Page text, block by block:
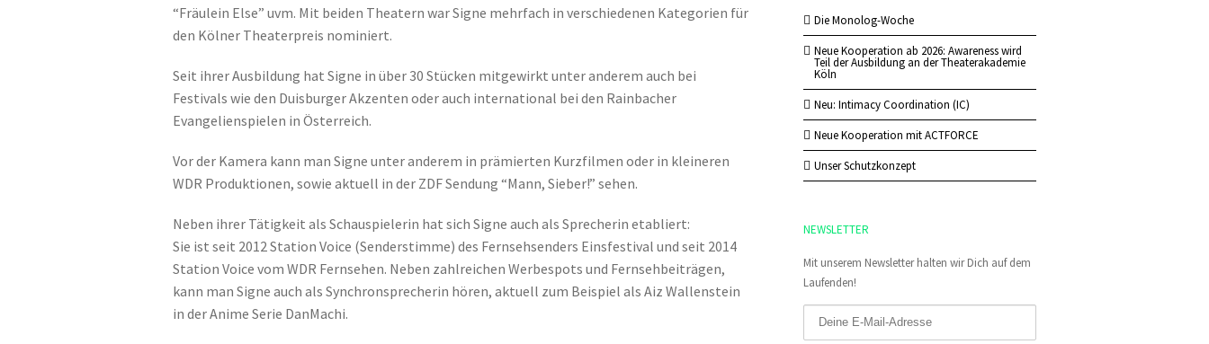
“Fräulein Else” uvm. Mit beiden Theatern war Signe mehrfach in verschiedenen Kategorien für
den Kölner Theaterpreis nominiert.
Seit ihrer Ausbildung hat Signe in über 30 Stücken mitgewirkt unter anderem auch bei
Festivals wie den Duisburger Akzenten oder auch international bei den Rainbacher
Evangelienspielen in Österreich.
Vor der Kamera kann man Signe unter anderem in prämierten Kurzfilmen oder in kleineren
WDR Produktionen, sowie aktuell in der ZDF Sendung “Mann, Sieber!” sehen.
Neben ihrer Tätigkeit als Schauspielerin hat sich Signe auch als Sprecherin etabliert:
Sie ist seit 2012 Station Voice (Senderstimme) des Fernsehsenders Einsfestival und seit 2014
Station Voice vom WDR Fernsehen. Neben zahlreichen Werbespots und Fernsehbeiträgen,
kann man Signe auch als Synchronsprecherin hören, aktuell zum Beispiel als Aiz Wallenstein
in der Anime Serie DanMachi.
Die Monolog-Woche
Neue Kooperation ab 2026: Awareness wird
Teil der Ausbildung an der Theaterakademie
Köln
Neu: Intimacy Coordination (IC)
Neue Kooperation mit ACTFORCE
Unser Schutzkonzept
NEWSLETTER
Mit unserem Newsletter halten wir Dich auf dem
Laufenden!